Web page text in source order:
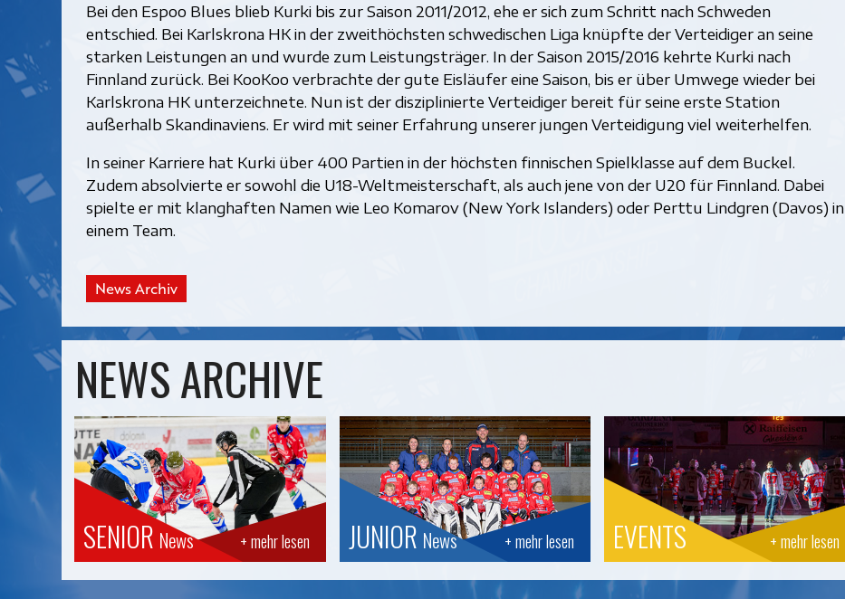
Bei den Espoo Blues blieb Kurki bis zur Saison 2011/2012, ehe er sich zum Schritt nach Schweden
entschied. Bei Karlskrona HK in der zweithöchsten schwedischen Liga knüpfte der Verteidiger an seine
starken Leistungen an und wurde zum Leistungsträger. In der Saison 2015/2016 kehrte Kurki nach
Finnland zurück. Bei KooKoo verbrachte der gute Eisläufer eine Saison, bis er über Umwege wieder bei
Karlskrona HK unterzeichnete. Nun ist der disziplinierte Verteidiger bereit für seine erste Station
außerhalb Skandinaviens. Er wird mit seiner Erfahrung unserer jungen Verteidigung viel weiterhelfen.
In seiner Karriere hat Kurki über 400 Partien in der höchsten finnischen Spielklasse auf dem Buckel.
Zudem absolvierte er sowohl die U18-Weltmeisterschaft, als auch jene von der U20 für Finnland. Dabei
spielte er mit klanghaften Namen wie Leo Komarov (New York Islanders) oder Perttu Lindgren (Davos) in
einem Team.
News Archiv
NEWS ARCHIVE
+ mehr lesen
SENIOR News + mehr lesen
JUNIOR News + mehr lesen
EVENTS